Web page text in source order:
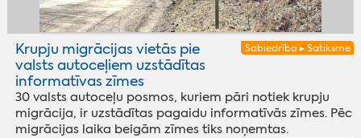
Sabiedrība ▸ Satiksme
Krupju migrācijas vietās pie
valsts autoceļiem uzstādītas
informatīvas zīmes
30 valsts autoceļu posmos, kuriem pāri notiek krupju
migrācija, ir uzstādītas pagaidu informatīvās zīmes. Pēc
migrācijas laika beigām zīmes tiks noņemtas.